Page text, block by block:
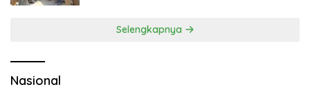
Selengkapnya
Nasional